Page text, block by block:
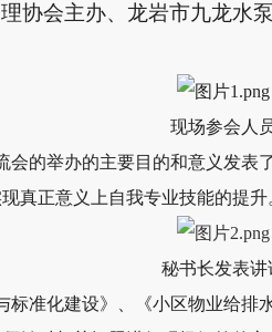
协会主办、龙岩市九龙水
现场参会人
的举办的主要目的和意义发
真正意义上自我专业技能的提升
秘书长发表讲
准化建设》、《小区物业给